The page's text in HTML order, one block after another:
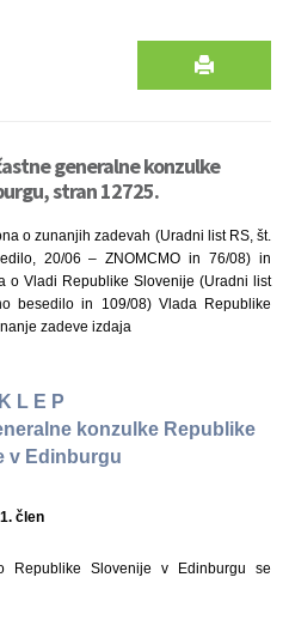
generalne konzulke
stran 12725.
o zunanjih zadevah (Uradni list RS, št.
20/06 – ZNOMCMO in 76/08) in
o Vladi Republike Slovenije (Uradni list
besedilo in 109/08) Vlada Republike
zadeve izdaja
L E P
konzulke Republike
v Edinburgu
1. člen
Republike Slovenije v Edinburgu se